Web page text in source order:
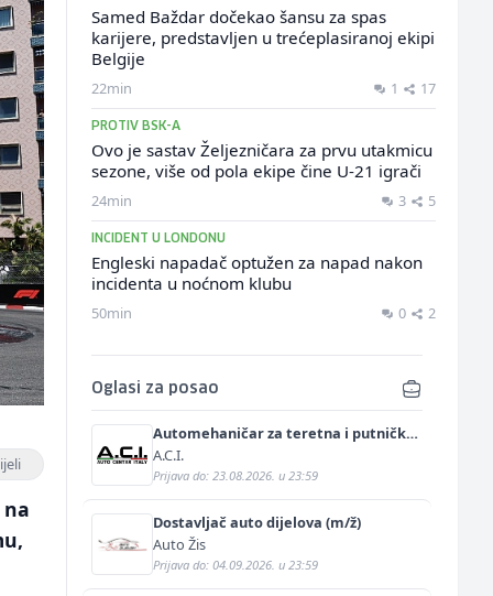
Samed Baždar dočekao šansu za spas
karijere, predstavljen u trećeplasiranoj ekipi
Belgije
22min 1 17
PROTIV BSK-A
Ovo je sastav Željezničara za prvu utakmicu
sezone, više od pola ekipe čine U-21 igrači
24min 3 5
INCIDENT U LONDONU
Engleski napadač optužen za napad nakon
incidenta u noćnom klubu
50min 0 2
Oglasi za posao
Automehaničar za teretna i putnička
vozila (m/ž)
A.C.I.
Prijava do: 23.08.2026. u 23:59
Dostavljač auto dijelova (m/ž)
Auto Žis
Prijava do: 04.09.2026. u 23:59